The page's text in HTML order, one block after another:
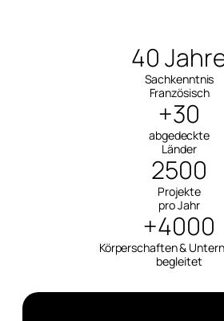
40
Sachkenntnis
Französisch
+30
abgedeckte
Länder
2500
Projekte
pro Jahr
+4000
Körperschaften &
begleitet